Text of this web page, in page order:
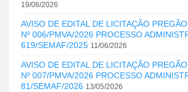
19/06/2026
AVISO DE EDITAL DE LICITAÇÃO
Nº 006/PMVA/2026 PROCESSO
619/SEMAF/2025 11/06/2026
AVISO DE EDITAL DE LICITAÇÃO
Nº 007/PMVA/2026 PROCESSO
81/SEMAF/2026 13/05/2026